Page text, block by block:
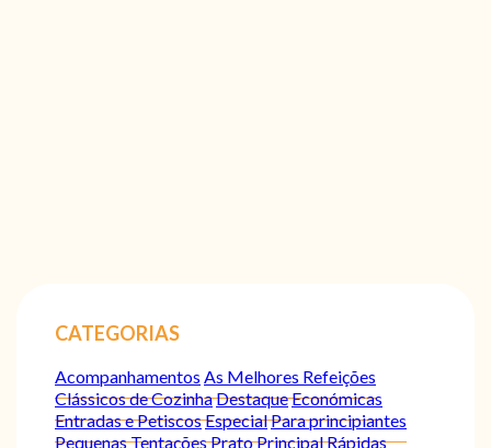
CATEGORIAS
Acompanhamentos As Melhores Refeições
Clássicos de CozinhaDestaqueEconómicas
Entradas e PetiscosEspecialPara principiantes
Pequenas TentaçõesPrato PrincipalRápidas